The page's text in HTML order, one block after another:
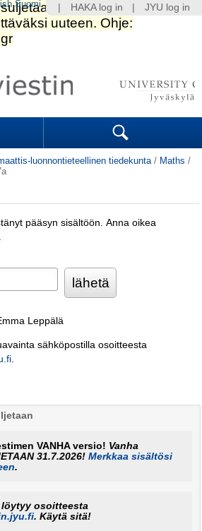
Search
luonnontieteellinen tiedekunta / Maths /
pääsyn sisältöön. Anna oikea
Leppälä
sähköpostilla osoitteesta
.
VANHA versio! Vanha
31.7.2026!Merkkaa sisältösi
.
löytyy osoitteesta
. Käytä sitä!
HAKA log in JYU log in
Suomi